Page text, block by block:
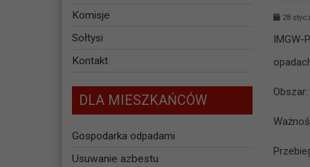
Komisje
Sołtysi
Kontakt
DLA MIESZKAŃCÓW
Gospodarka odpadami
Usuwanie azbestu
28